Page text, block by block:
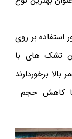
استفاده بر روی
تشک های با
برخوردارند
کاهش حجم